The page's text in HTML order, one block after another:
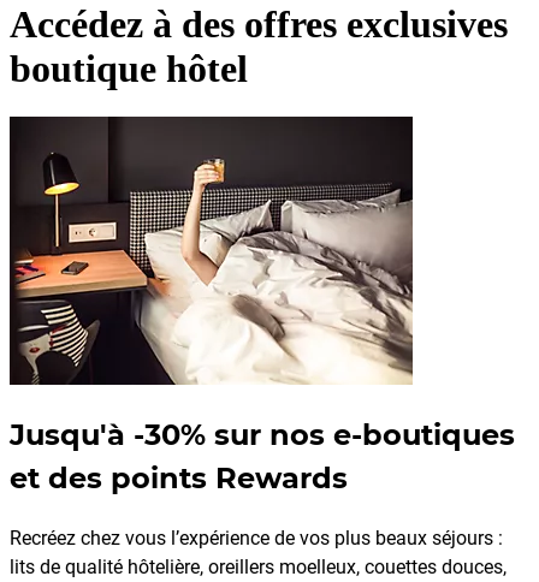
Accédez à des offres exclusives
boutique hôtel
Jusqu'à -30% sur nos e-boutiques
et des points Rewards
Recréez chez vous l’expérience de vos plus beaux séjours :
lits de qualité hôtelière, oreillers moelleux, couettes douces,